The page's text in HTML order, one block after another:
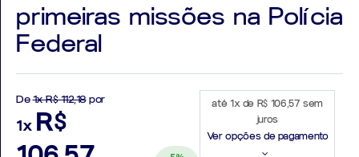
Notícias
primeiras missões na Polícia
Federal
De 1x R$ 112,18por
1x R$
até 1x de R$ 106,57 sem
juros
Ver opções de pagamento